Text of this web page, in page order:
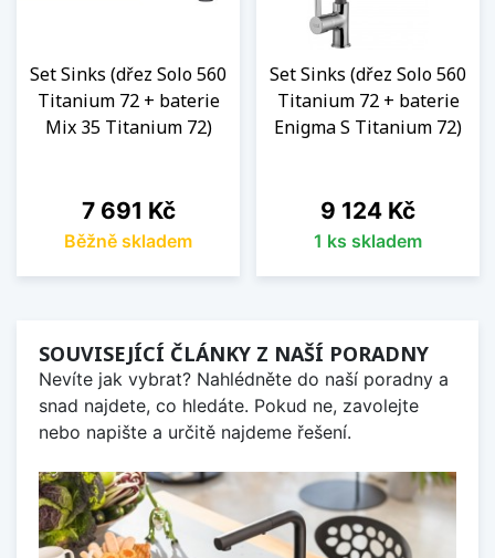
Set Sinks (dřez Solo 560
Titanium 72 + baterie
Mix 35 Titanium 72)
Cena
7 691 Kč
Běžně skladem
Set Sinks (dřez Solo 560
Titanium 72 + baterie
Enigma S Titanium 72)
Cena
9 124 Kč
1 ks skladem
SOUVISEJÍCÍ ČLÁNKY Z NAŠÍ PORADNY
Nevíte jak vybrat? Nahlédněte do naší poradny a
snad najdete, co hledáte. Pokud ne, zavolejte
nebo napište a určitě najdeme řešení.